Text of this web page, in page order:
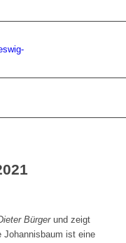
Bürgerund zeigt
Johannisbaum ist eine